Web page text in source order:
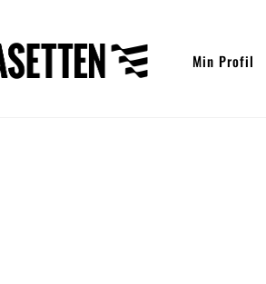
Min Profil